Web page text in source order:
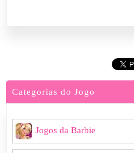
Categorias do Jogo
Jogos da Barbie